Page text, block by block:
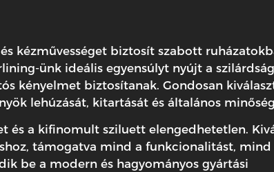
kézművességet biztosít szabott
ünk ideális egyensúlyt nyújt a
kényelmet biztosítanak. Gondosan
lehúzását, kitartását és általános
és a kifinomult sziluett elengedhetetlen.
támogatva mind a funkcionalitást, mind
be a modern és hagyományos gyártási